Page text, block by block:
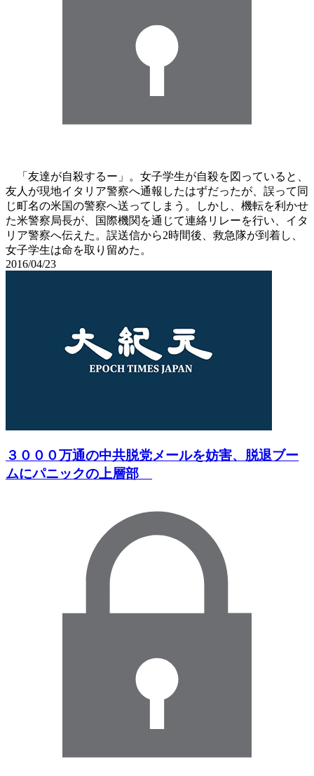
「友達が自殺するー」。女子学生が自殺を図っていると、
友人が現地イタリア警察へ通報したはずだったが、誤って同
じ町名の米国の警察へ送ってしまう。しかし、機転を利かせ
た米警察局長が、国際機関を通じて連絡リレーを行い、イタ
リア警察へ伝えた。誤送信から2時間後、救急隊が到着し、
女子学生は命を取り留めた。
2016/04/23
３０００万通の中共脱党メールを妨害、脱退ブー
ムにパニックの上層部